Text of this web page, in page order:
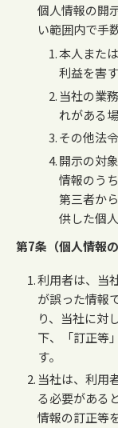
個人情報の開
い範囲内で手
本人また
利益を害
当社の業
れがある
その他法
開示の対
情報のう
第三者か
供した個
第7条（個人情報
利用者は、当
が誤った情報
り、当社に対
下、「訂正等
す。
当社は、利用
る必要がある
情報の訂正等